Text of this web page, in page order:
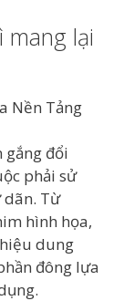
lại
gắng đổi
phải sử
Từ
hình họa,
dung
đông lựa